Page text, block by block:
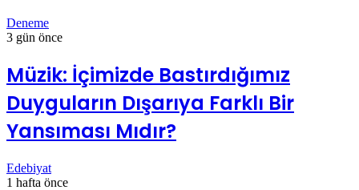
Deneme
3 gün önce
Müzik: İçimizde Bastırdığımız
Duyguların Dışarıya Farklı Bir
Yansıması Mıdır?
Edebiyat
1 hafta önce